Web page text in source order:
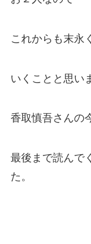
これからも末永
いくことと思い
香取慎吾さんの
最後まで読んで
た。